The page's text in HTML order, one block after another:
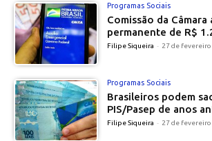
Programas Sociais
Comissão da
permanente de R$
Filipe Siqueira - 27 de fevereiro
Programas Sociais
Brasileiros podem
PIS/Pasep de anos
Filipe Siqueira - 27 de fevereiro